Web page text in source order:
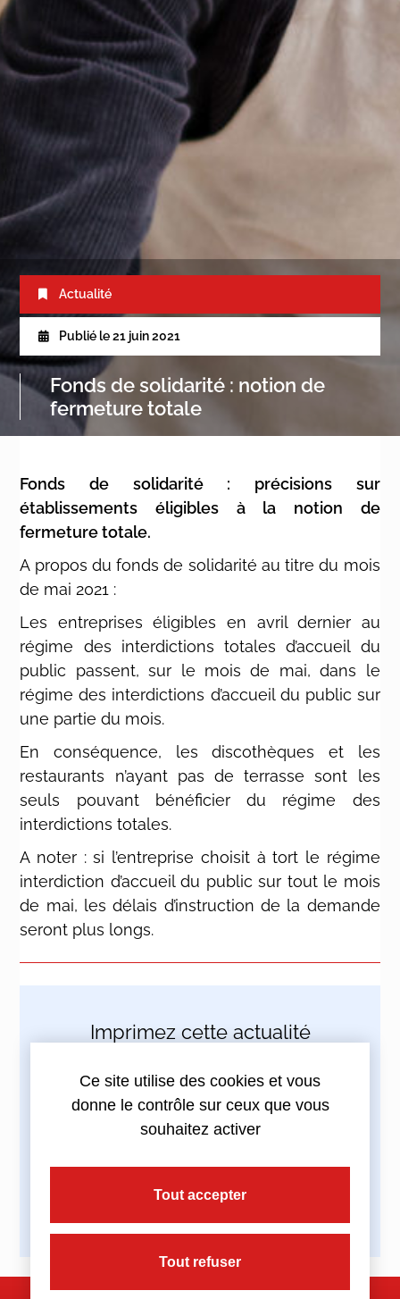
Actualité
Publié le 21 juin 2021
Fonds de solidarité : notion de
fermeture totale
Fonds de solidarité : précisions sur
établissements éligibles à la notion de
fermeture totale.
A propos du fonds de solidarité au titre du mois
de mai 2021 :
Les entreprises éligibles en avril dernier au
régime des interdictions totales d’accueil du
public passent, sur le mois de mai, dans le
régime des interdictions d’accueil du public sur
une partie du mois.
En conséquence, les discothèques et les
restaurants n’ayant pas de terrasse sont les
seuls pouvant bénéficier du régime des
interdictions totales.
A noter : si l’entreprise choisit à tort le régime
interdiction d’accueil du public sur tout le mois
de mai, les délais d’instruction de la demande
seront plus longs.
Imprimez cette actualité
Partagez cette actualité :
Ce site utilise des cookies et vous
donne le contrôle sur ceux que vous
souhaitez activer
Tout accepter
Tout refuser